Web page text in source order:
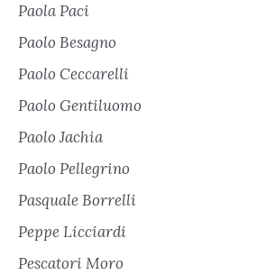
Paola Paci
Paolo Besagno
Paolo Ceccarelli
Paolo Gentiluomo
Paolo Jachia
Paolo Pellegrino
Pasquale Borrelli
Peppe Licciardi
Pescatori Moro